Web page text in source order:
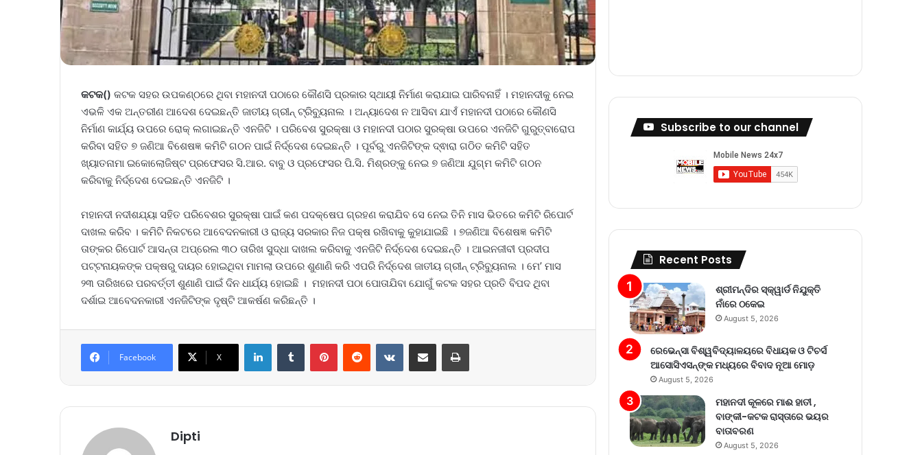
କଟକ() କଟକ ସହର ଉପକଣ୍ଠରେ ଥିବା ମହାନଦୀ ପଠାରେ କୌଣସି ପ୍ରକାର ସ୍ଥାୟୀ ନିର୍ମାଣ କରାଯାଇ ପାରିବନାହିଁ । ମହାନଦୀକୁ ନେଇ
ଏଭଳି ଏକ ଅନ୍ତରୀଣ ଆଦେଶ ଦେଇଛନ୍ତି ଜାତୀୟ ଗ୍ରୀନ୍ ଟ୍ରିବ୍ୟୁନାଲ । ଅନ୍ୟାଦେଶ ନ ଆସିବା ଯାଏଁ ମହାନଦୀ ପଠାରେ କୌଣସି
ନିର୍ମାଣ କାର୍ଯ୍ୟ ଉପରେ ରୋକ୍ ଲଗାଇଛନ୍ତି ଏନଜିଟି । ପରିବେଶ ସୁରକ୍ଷା ଓ ମହାନଦୀ ପଠାର ସୁରକ୍ଷା ଉପରେ ଏନଜିଟି ଗୁରୁତ୍ବାରୋପ
କରିବା ସହିତ ୭ ଜଣିଆ ବିଶେଷଜ୍ଞ କମିଟି ଗଠନ ପାଇଁ ନିର୍ଦ୍ଦେଶ ଦେଇଛନ୍ତି । ପୂର୍ବରୁ ଏନଜିଟିଙ୍କ ଦ୍ଵାରା ଗଠିତ କମିଟି ସହିତ
ଖ୍ୟାତନାମା ଇକୋଲୋଜିଷ୍ଟ ପ୍ରଫେସର ସି.ଆର. ବାବୁ ଓ ପ୍ରଫେସର ପି.ସି. ମିଶ୍ରଙ୍କୁ ନେଇ ୭ ଜଣିଆ ଯୁଗ୍ମ କମିଟି ଗଠନ
କରିବାକୁ ନିର୍ଦ୍ଦେଶ ଦେଇଛନ୍ତି ଏନଜିଟି ।
ମହାନଦୀ ନଦୀଶଯ୍ୟା ସହିତ ପରିବେଶର ସୁରକ୍ଷା ପାଇଁ କଣ ପଦକ୍ଷେପ ଗ୍ରହଣ କରାଯିବ ସେ ନେଇ ତିନି ମାସ ଭିତରେ କମିଟି ରିପୋର୍ଟ
ଦାଖଲ କରିବ । କମିଟି ନିକଟରେ ଆବେଦନକାରୀ ଓ ରାଜ୍ୟ ସରକାର ନିଜ ପକ୍ଷ ରଖିବାକୁ କୁହାଯାଇଛି । ୭ଜଣିଆ ବିଶେଷଜ୍ଞ କମିଟି
ତାଙ୍କର ରିପୋର୍ଟ ଆସନ୍ତା ଅପ୍ରେଲ ୩୦ ତାରିଖ ସୁଦ୍ଧା ଦାଖଲ କରିବାକୁ ଏନଜିଟି ନିର୍ଦ୍ଦେଶ ଦେଇଛନ୍ତି । ଆଇନଜୀବୀ ପ୍ରଦୀପ
ପଟ୍ଟନାୟକଙ୍କ ପକ୍ଷରୁ ଦାୟର ହୋଇଥିବା ମାମଲା ଉପରେ ଶୁଣାଣି କରି ଏପରି ନିର୍ଦ୍ଦେଶ ଜାତୀୟ ଗ୍ରୀନ୍ ଟ୍ରିବ୍ୟୁନାଲ । ମେ’ ମାସ
୨୩ ତାରିଖରେ ପରବର୍ତ୍ତୀ ଶୁଣାଣି ପାଇଁ ଦିନ ଧାର୍ଯ୍ୟ ହୋଇଛି । ମହାନଦୀ ପଠା ପୋତାଯିବା ଯୋଗୁଁ କଟକ ସହର ପ୍ରତି ବିପଦ ଥିବା
ଦର୍ଶାଇ ଆବେଦନକାରୀ ଏନଜିଟିଙ୍କ ଦୃଷ୍ଟି ଆକର୍ଷଣ କରିଛନ୍ତି ।
Facebook X
Dipti
Subscribe to our channel
Recent Posts
ଶ୍ରୀମନ୍ଦିର ସ୍କ୍ୱାର୍ଡ ନିଯୁକ୍ତି
ନାଁରେ ଠକେଇ
August 5, 2026
ରେଭେନ୍ସା ବିଶ୍ୱବିଦ୍ୟାଳୟରେ ବିଧାୟକ ଓ ଟିଚର୍ସ
ଆସୋସିଏସନ୍‌ଙ୍କ ମଧ୍ୟରେ ବିବାଦ ନୂଆ ମୋଡ଼
August 5, 2026
ମହାନଦୀ କୂଳରେ ମାଈ ହାତୀ ,
ବାଙ୍କୀ-କଟକ ରାସ୍ତାରେ ଭୟର
ବାତାବରଣ
August 5, 2026